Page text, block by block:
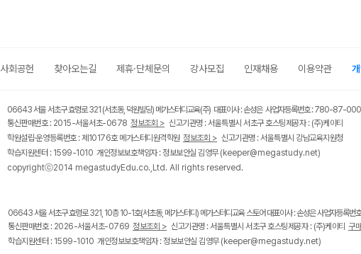
사회공헌 찾아오는길 제휴·단체문의 강사모집 인재채용 이용약관
06643 서울 서초구 효령로 321 (서초동, 덕원빌딩) 메가스터디교육(주) 대표이사 : 손성은 사업자등록번호 : 780-87-
통신판매번호 : 2015-서울서초-0678 정보조회 > 신고기관명 : 서울특별시 서초구 호스팅제공자 : (주)케이티
학원설립·운영등록번호 : 제10176호 메가스터디원격학원 정보조회 > 신고기관명 : 서울특별시 강남교육지원청
학습지원센터 : 1599-1010 개인정보보호책임자 : 정보보안실 김영무(keeper@megastudy.net)
copyrightⓒ2014 megastudyEdu.co.,Ltd. All rights reserved.
06643 서울 서초구 효령로 321, 10층 10-1호(서초동, 메가스터디) 메가스터디교육 스토어 대표이사 : 손성은 사업자등
통신판매번호 : 2026-서울서초-0769 정보조회 > 신고기관명 : 서울특별시 서초구 호스팅제공자 : (주)케이티 구
학습지원센터 : 1599-1010 개인정보보호책임자 : 정보보안실 김영무(keeper@megastudy.net)